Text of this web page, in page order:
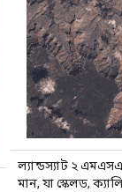
ল্যান্ডস্যাট ২
মান, যা স্কেলড,